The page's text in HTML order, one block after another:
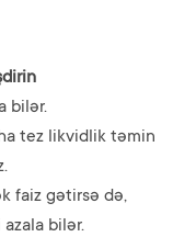
bilər.
tez likvidlik təmin
faiz gətirsə də,
bilər.